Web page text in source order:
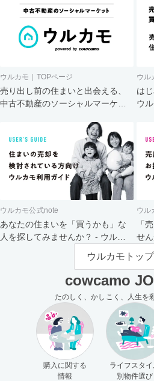
ウルカモ｜TOPページ
売り出し前の住まいと出会える、
中古不動産のソーシャルマーケッ
ウル
は
ウ
ウルカモ公式note
あなたの住まいを「買うかも」な
人を探してみませんか？ - ウルカ
ウル
「
せ
主
ウルカモトッ
cowcamo
たのしく、かしこく、人生を
購入に関する
情報
ライフスタ
別物件選び